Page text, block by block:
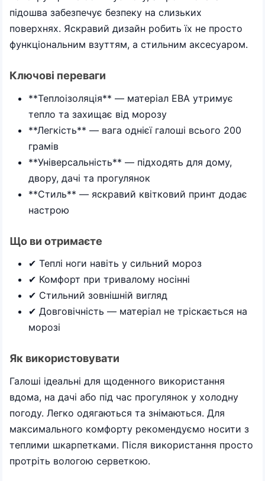
підошва забезпечує безпеку на слизьких
поверхнях. Яскравий дизайн робить їх не просто
функціональним взуттям, а стильним аксесуаром.
Ключові переваги
**Теплоізоляція** — матеріал ЕВА утримує
тепло та захищає від морозу
**Легкість** — вага однієї галоші всього 200
грамів
**Універсальність** — підходять для дому,
двору, дачі та прогулянок
**Стиль** — яскравий квітковий принт додає
настрою
Що ви отримаєте
✔ Теплі ноги навіть у сильний мороз
✔ Комфорт при тривалому носінні
✔ Стильний зовнішній вигляд
✔ Довговічність — матеріал не тріскається на
морозі
Як використовувати
Галоші ідеальні для щоденного використання
вдома, на дачі або під час прогулянок у холодну
погоду. Легко одягаються та знімаються. Для
максимального комфорту рекомендуємо носити з
теплими шкарпетками. Після використання просто
протріть вологою серветкою.